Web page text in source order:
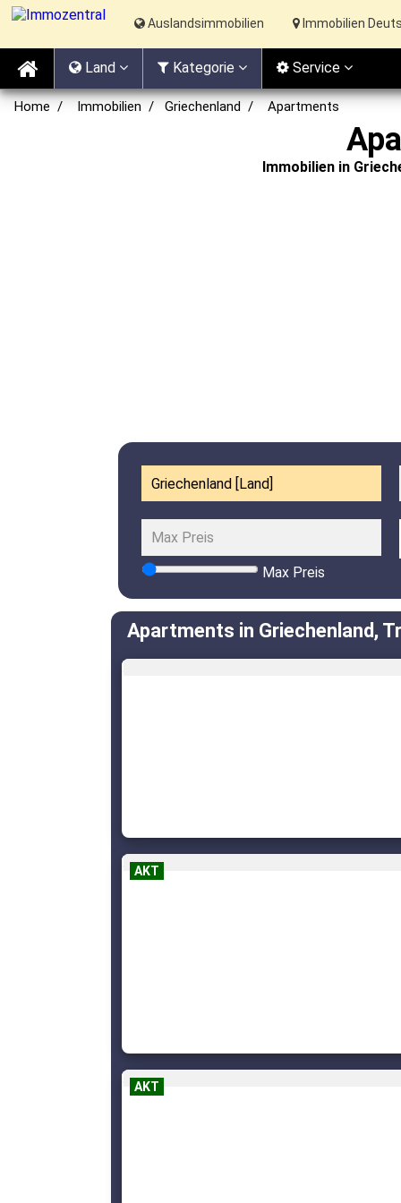
Home Immobilien Griechenland Apartments
Immobilien in
Max Preis
Auslandsimmobilien Immobilien
Land Kategorie Service
Apartments in Griechenland,
AKT
AKT